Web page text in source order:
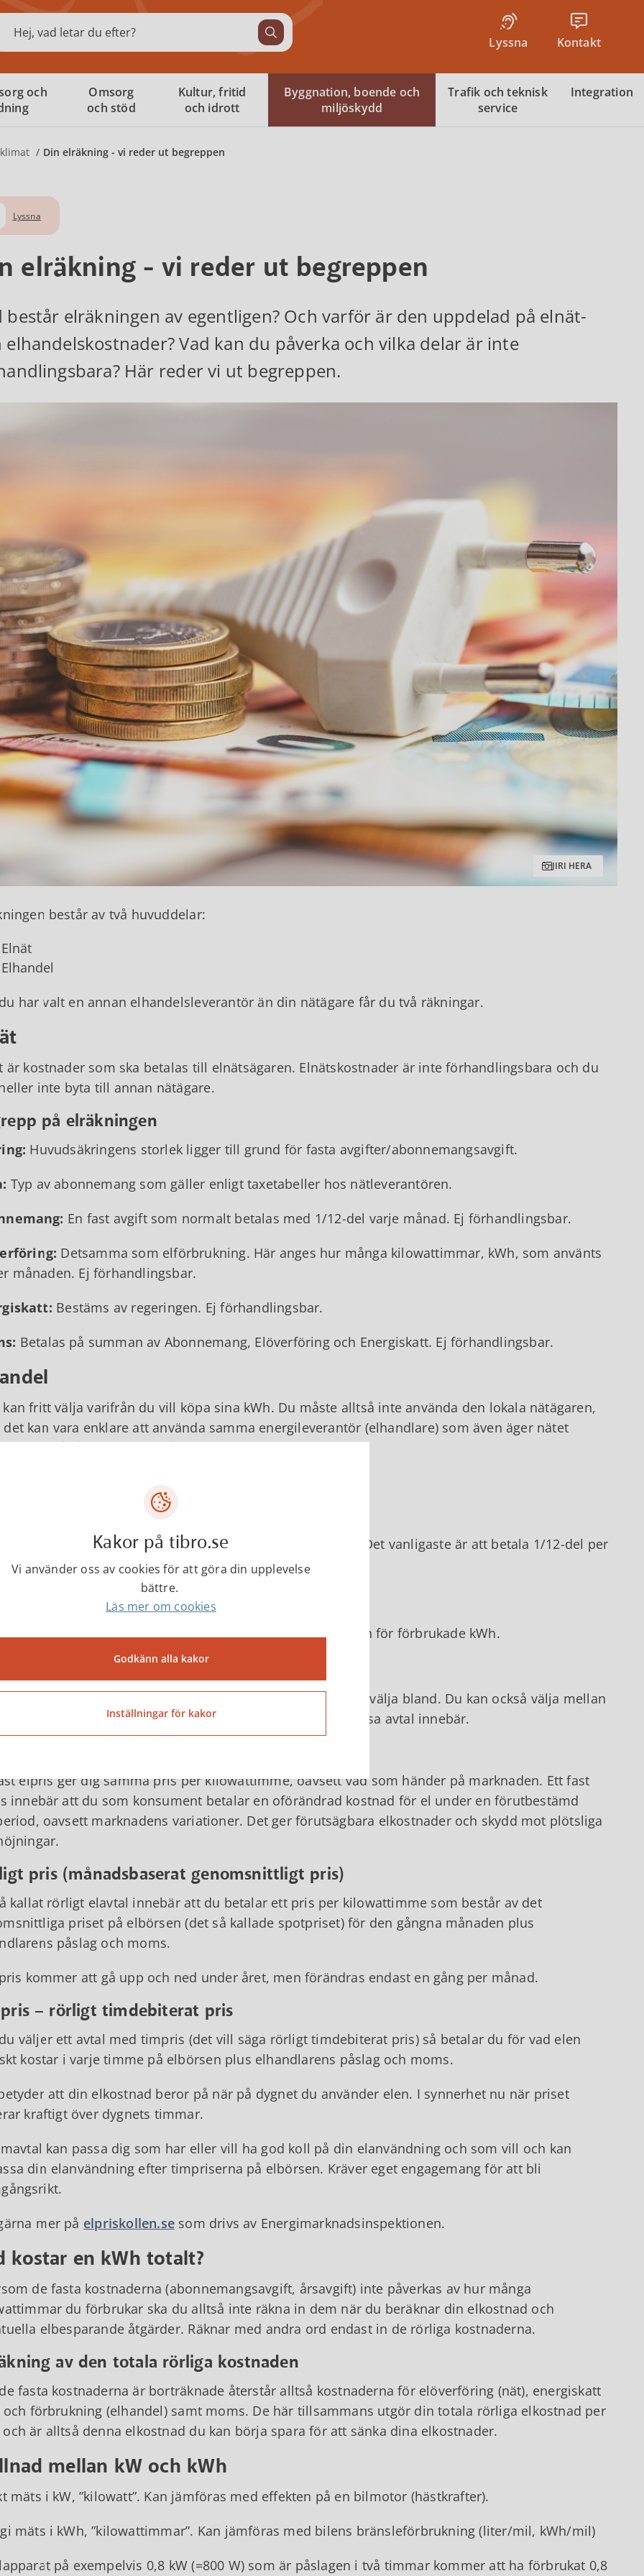
Lyssna Kontakt
och
Omsorg
och stöd
Kultur, fritid
och idrott
Byggnation, boende och
miljöskydd
Trafik och teknisk
service
Integration
Din elräkning - vi reder ut begreppen
Lyssna
elräkning - vi reder ut begreppen
består elräkningen av egentligen? Och varför är den uppdelad på elnät-
elhandelskostnader? Vad kan du påverka och vilka delar är inte
Här reder vi ut begreppen.
JIRI HERA
består av två huvuddelar:
Elnät
Elhandel
har valt en annan elhandelsleverantör än din nätägare får du två räkningar.
är kostnader som ska betalas till elnätsägaren. Elnätskostnader är inte förhandlingsbara och du
inte byta till annan nätägare.
på elräkningen
Huvudsäkringens storlek ligger till grund för fasta avgifter/abonnemangsavgift.
Typ av abonnemang som gäller enligt taxetabeller hos nätleverantören.
En fast avgift som normalt betalas med 1/12-del varje månad. Ej förhandlingsbar.
Detsamma som elförbrukning. Här anges hur många kilowattimmar, kWh, som använts
månaden. Ej förhandlingsbar.
Bestäms av regeringen. Ej förhandlingsbar.
Betalas på summan av Abonnemang, Elöverföring och Energiskatt. Ej förhandlingsbar.
kan fritt välja varifrån du vill köpa sina kWh. Du måste alltså inte använda den lokala nätägaren,
det kan vara enklare att använda samma energileverantör (elhandlare) som även äger nätet
du då får allt samlat på en enda räkning.
En fast kostnad som beror av huvudsäkringsstorlek. Det vanligaste är att betala 1/12-del per
Hur många kWh du förbrukade under månaden.
Betalas på summan av årsabonnemanget och kostnaden för förbrukade kWh.
finns omkring 140 elhandelsbolag i Sverige som du fritt kan välja bland. Du kan också välja mellan
fast eller rörligt pris. Här får du en beskrivning av vad dessa avtal innebär.
elpris ger dig samma pris per kilowattimme, oavsett vad som händer på marknaden. Ett fast
innebär att du som konsument betalar en oförändrad kostnad för el under en förutbestämd
oavsett marknadens variationer. Det ger förutsägbara elkostnader och skydd mot plötsliga
pris (månadsbaserat genomsnittligt pris)
kallat rörligt elavtal innebär att du betalar ett pris per kilowattimme som består av det
priset på elbörsen (det så kallade spotpriset) för den gångna månaden plus
påslag och moms.
kommer att gå upp och ned under året, men förändras endast en gång per månad.
– rörligt timdebiterat pris
väljer ett avtal med timpris (det vill säga rörligt timdebiterat pris) så betalar du för vad elen
kostar i varje timme på elbörsen plus elhandlarens påslag och moms.
att din elkostnad beror på när på dygnet du använder elen. I synnerhet nu när priset
kraftigt över dygnets timmar.
kan passa dig som har eller vill ha god koll på din elanvändning och som vill och kan
din elanvändning efter timpriserna på elbörsen. Kräver eget engagemang för att bli
mer på elpriskollen.sesom drivs av Energimarknadsinspektionen.
kostar en kWh totalt?
de fasta kostnaderna (abonnemangsavgift, årsavgift) inte påverkas av hur många
du förbrukar ska du alltså inte räkna in dem när du beräknar din elkostnad och
elbesparande åtgärder. Räknar med andra ord endast in de rörliga kostnaderna.
av den totala rörliga kostnaden
fasta kostnaderna är borträknade återstår alltså kostnaderna för elöverföring (nät), energiskatt
och förbrukning (elhandel) samt moms. De här tillsammans utgör din totala rörliga elkostnad per
och är alltså denna elkostnad du kan börja spara för att sänka dina elkostnader.
mellan kW och kWh
mäts i kW, ”kilowatt”. Kan jämföras med effekten på en bilmotor (hästkrafter).
mäts i kWh, ”kilowattimmar”. Kan jämföras med bilens bränsleförbrukning (liter/mil, kWh/mil)
på exempelvis 0,8 kW (=800 W) som är påslagen i två timmar kommer att ha förbrukat 0,8
Kakor på tibro.se
Vi använder oss av cookies för att göra din upplevelse
bättre.
Läs mer om cookies
Godkänn alla kakor
Inställningar för kakor